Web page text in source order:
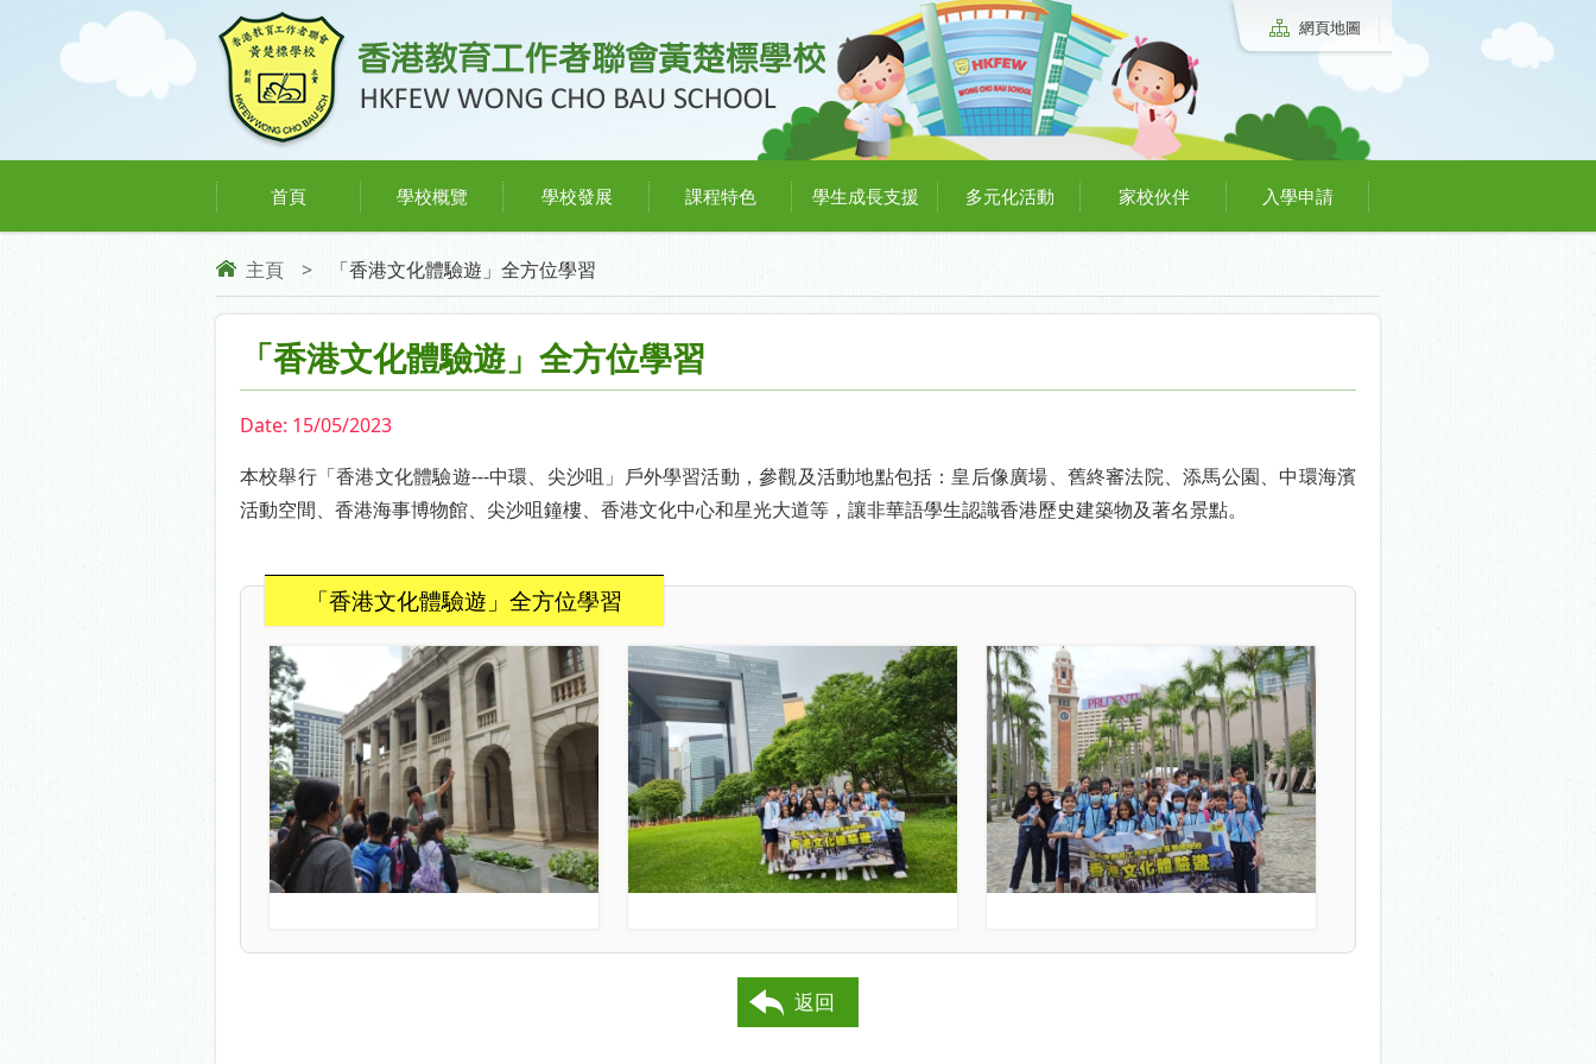
網頁地圖
首頁 學校概覽 學校發展 課程特色 學生成長支援 多元化活動 家校伙伴 入學申請
主頁 > 「香港文化體驗遊」全方位學習
「香港文化體驗遊」全方位學習
Date: 15/05/2023
本校舉行「香港文化體驗遊---中環、尖沙咀」戶外學習活動，參觀及活動地點包括：皇后像廣場、舊終審法院、添馬公園、中環海濱
活動空間、香港海事博物館、尖沙咀鐘樓、香港文化中心和星光大道等，讓非華語學生認識香港歷史建築物及著名景點。
「香港文化體驗遊」全方位學習
返回